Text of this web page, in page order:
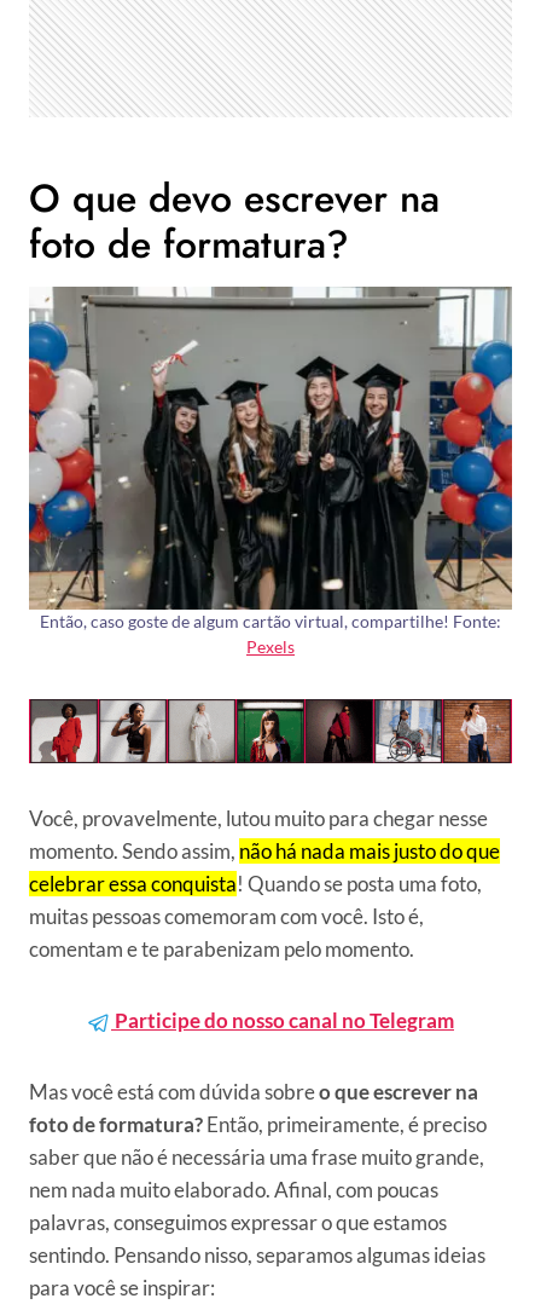
O que devo escrever na
foto de formatura?
Então, caso goste de algum cartão virtual, compartilhe! Fonte:
Pexels
Você, provavelmente, lutou muito para chegar nesse
momento. Sendo assim, não há nada mais justo do que
celebrar essa conquista! Quando se posta uma foto,
muitas pessoas comemoram com você. Isto é,
comentam e te parabenizam pelo momento.
Participe do nosso canal no Telegram
Mas você está com dúvida sobreo que escrever na
foto de formatura?Então, primeiramente, é preciso
saber que não é necessária uma frase muito grande,
nem nada muito elaborado. Afinal, com poucas
palavras, conseguimos expressar o que estamos
sentindo. Pensando nisso, separamos algumas ideias
para você se inspirar: